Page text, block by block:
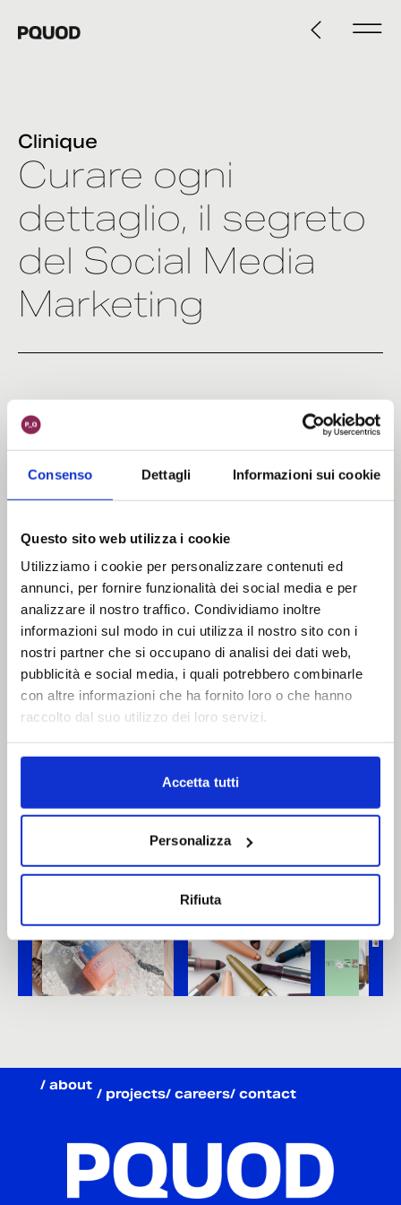
Consenso Dettagli Informazioni sui cookie
Questo sito web utilizza i cookie
Utilizziamo i cookie per personalizzare contenuti ed
annunci, per fornire funzionalità dei social media e per
analizzare il nostro traffico. Condividiamo inoltre
informazioni sul modo in cui utilizza il nostro sito con i
nostri partner che si occupano di analisi dei dati web,
pubblicità e social media, i quali potrebbero combinarle
con altre informazioni che ha fornito loro o che hanno
raccolto dal suo utilizzo dei loro servizi.
Accetta tutti
Personalizza
Rifiuta
Clinique
Curare ogni
dettaglio, il segreto
del Social Media
Marketing
Il progetto
Ogni immagine e video per Clinique viene
curata nei minimi dettagli per assicurare che
rifletta gli standard elevati del brand e si
coerenza visiva tra i vari mercati, ma anche
nell’innovazione cosmetica, accrescendo la
sua risonanza e il suo impatto sui consumatori
di tutto il mondo.
/ about
/ projects/ careers/ contact